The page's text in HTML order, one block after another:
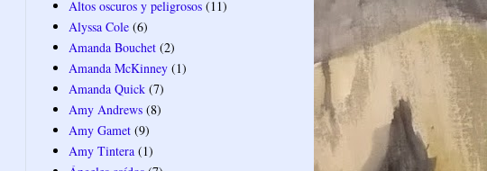
Altos oscuros y peligrosos (11)
Alyssa Cole (6)
Amanda Bouchet (2)
Amanda McKinney (1)
Amanda Quick (7)
Amy Andrews (8)
Amy Gamet (9)
Amy Tintera (1)